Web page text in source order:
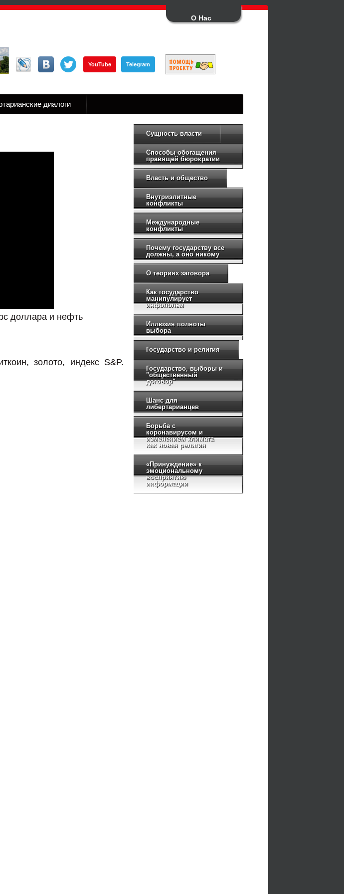
О Нас
YouTube Telegram
диалоги
доллара и нефть
золото, индекс S&P.
Сущность власти
Способы обогащения
правящей бюрократии
Власть и общество
Внутриэлитные
конфликты
Международные
конфликты
Почему государству все
должны, а оно никому
О теориях заговора
Как государство
манипулирует
инфополем
Иллюзия полноты
выбора
Государство и религия
Государство, выборы и
"общественный
договор"
Шанс для
либертарианцев
Борьба с
коронавирусом и
изменением климата
как новая религия
«Принуждение» к
эмоциональному
восприятию
информации